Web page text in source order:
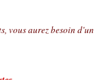
vous aurez besoin